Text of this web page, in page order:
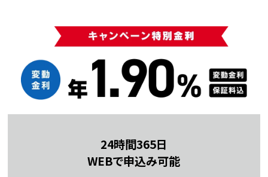
24時間365日
WEBで申込み可能